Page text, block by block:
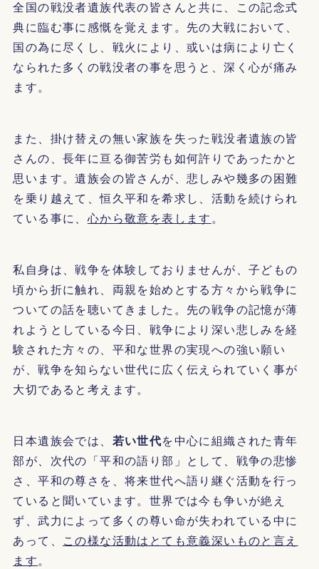
全国の戦没者遺族代表の皆さんと共に、この記念式
典に臨む事に感慨を覚えます。先の大戦において、
国の為に尽くし、戦火により、或いは病により亡く
なられた多くの戦没者の事を思うと、深く心が痛み
ます。
また、掛け替えの無い家族を失った戦没者遺族の皆
さんの、長年に亘る御苦労も如何許りであったかと
思います。遺族会の皆さんが、悲しみや幾多の困難
を乗り越えて、恒久平和を希求し、活動を続けられ
ている事に、 心から敬意を表します。
私自身は、戦争を体験しておりませんが、子どもの
頃から折に触れ、両親を始めとする方々から戦争に
ついての話を聴いてきました。先の戦争の記憶が薄
れようとしている今日、戦争により深い悲しみを経
験された方々の、平和な世界の実現への強い願い
が、戦争を知らない世代に広く伝えられていく事が
大切であると考えます。
日本遺族会では、 若い世代を中心に組織された青年
部が、次代の「平和の語り部」として、戦争の悲惨
さ、平和の尊さを、将来世代へ語り継ぐ活動を行っ
ていると聞いています。世界では今も争いが絶え
ず、武力によって多くの尊い命が失われている中に
あって、 この様な活動はとても意義深いものと言え
ます。